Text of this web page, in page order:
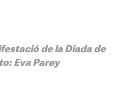
de la Diada de
Eva Parey